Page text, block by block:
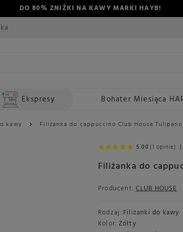
DO 80% ZNIŻKI NA KAWY MARKI HAYB!
Ekspresy Bohater Miesiąca
kawy Filiżanka do cappuccino Club House
Filiżanka do
5.00 (1 opinie)
Producent: CLUB HOUSE
Rodzaj: Filiżanki do kawy
Kolor: Żółty